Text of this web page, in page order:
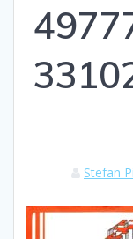
Stefan